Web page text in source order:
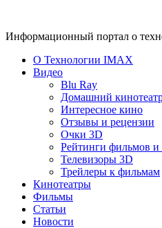
Информационный портал о
О Технологии IMAX
Видео
Blu Ray
Домашний
Интересное кино
Отзывы и рецензии
Очки 3D
Рейтинги фильмов и
Телевизоры 3D
Трейлеры к фильмам
Кинотеатры
Фильмы
Статьи
Новости